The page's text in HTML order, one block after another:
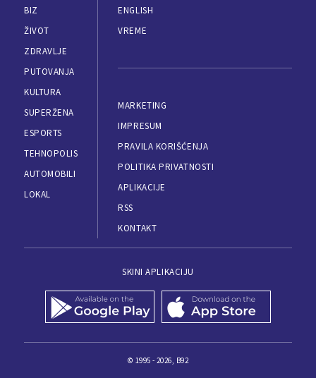
BIZ
ŽIVOT
ZDRAVLJE
PUTOVANJA
KULTURA
SUPERŽENA
ESPORTS
TEHNOPOLIS
AUTOMOBILI
LOKAL
ENGLISH
VREME
MARKETING
IMPRESUM
PRAVILA KORIŠĆENJA
POLITIKA PRIVATNOSTI
APLIKACIJE
RSS
KONTAKT
SKINI APLIKACIJU
© 1995 - 2026, B92